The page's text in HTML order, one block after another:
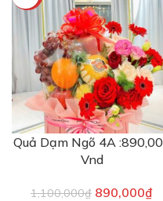
Quả Dạm Ngõ 4A
Vnd
1,100,000₫ 890,000₫